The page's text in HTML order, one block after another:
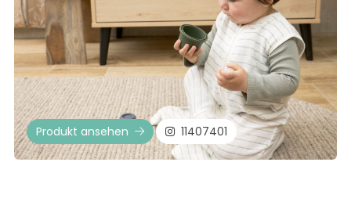
Produkt ansehen 11407401